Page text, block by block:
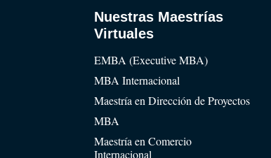
Nuestras Maestrías
Virtuales
EMBA (Executive MBA)
MBA Internacional
Maestría en Dirección de Proyectos
MBA
Maestría en Comercio
Internacional